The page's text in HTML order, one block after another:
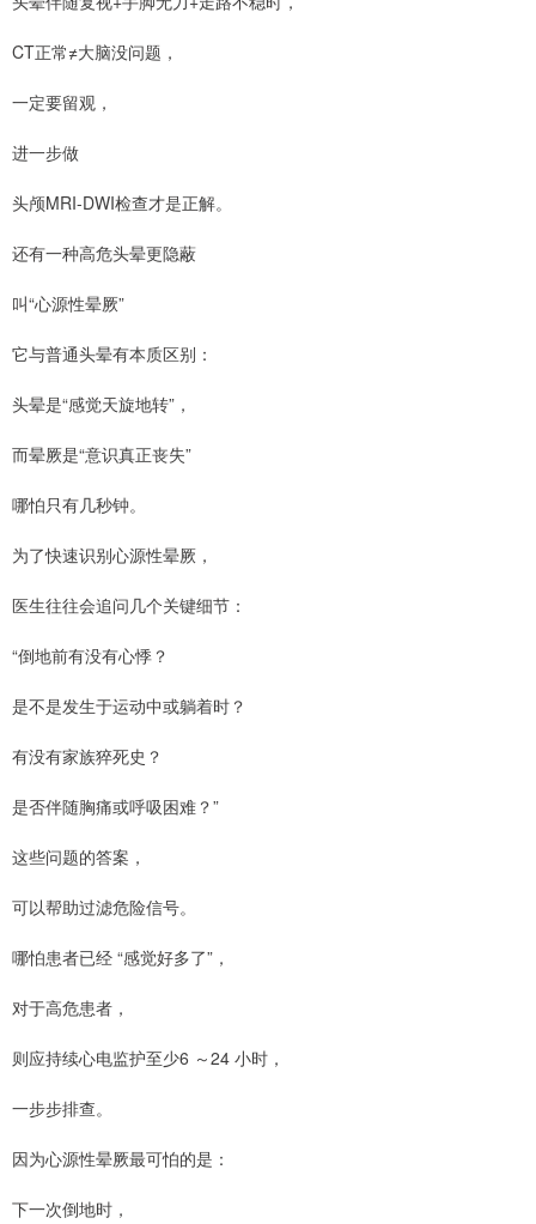
CT正常≠大脑没问题，
一定要留观，
进一步做
头颅MRI-DWI检查才是正解。
还有一种高危头晕更隐蔽
叫“心源性晕厥”
它与普通头晕有本质区别：
头晕是“感觉天旋地转”，
而晕厥是“意识真正丧失”
哪怕只有几秒钟。
为了快速识别心源性晕厥，
医生往往会追问几个关键细节：
“倒地前有没有心悸？
是不是发生于运动中或躺着时？
有没有家族猝死史？
是否伴随胸痛或呼吸困难？”
这些问题的答案，
可以帮助过滤危险信号。
哪怕患者已经 “感觉好多了”，
对于高危患者，
则应持续心电监护至少6 ～24 小时，
一步步排查。
因为心源性晕厥最可怕的是：
下一次倒地时，